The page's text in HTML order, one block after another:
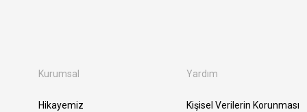
Kurumsal
Hikayemiz
Yardım
Kişisel Verilerin Korunması